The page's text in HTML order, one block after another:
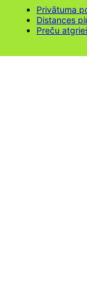
Privātuma
Distances
Preču